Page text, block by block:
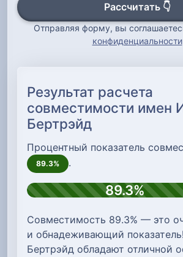
Рассчитать 👇
Отправляя форму, вы
конфиденциальности
Результат расчета
совместимости имен
Бертрэйд
Процентный показатель
89.3% .
89.3%
Совместимость 89.3% — это
и обнадеживающий
Бертрэйд обладают отличной